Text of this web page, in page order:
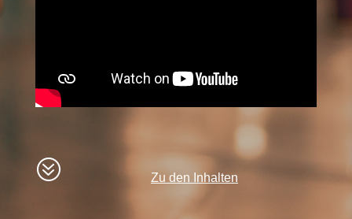
? Zu den Inhalten